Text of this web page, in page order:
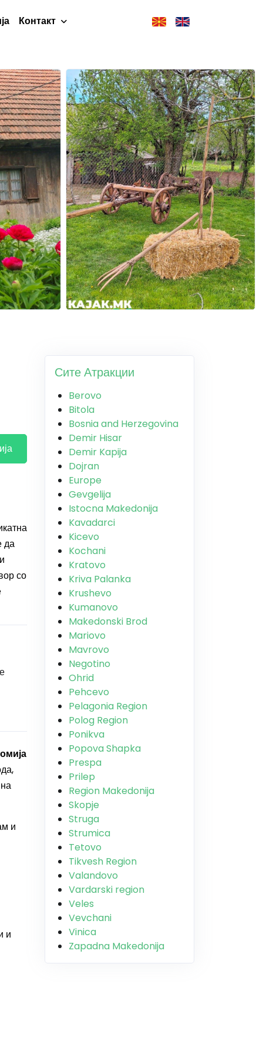
Контакт
да
со
и
и
Сите Атракции
Berovo
Bitola
Bosnia and Herzegovina
Demir Hisar
Demir Kapija
Dojran
Europe
Gevgelija
Istocna Makedonija
Kavadarci
Kicevo
Kochani
Kratovo
Kriva Palanka
Krushevo
Kumanovo
Makedonski Brod
Mariovo
Mavrovo
Negotino
Ohrid
Pehcevo
Pelagonia Region
Polog Region
Ponikva
Popova Shapka
Prespa
Prilep
Region Makedonija
Skopje
Struga
Strumica
Tetovo
Tikvesh Region
Valandovo
Vardarski region
Veles
Vevchani
Vinica
Zapadna Makedonija